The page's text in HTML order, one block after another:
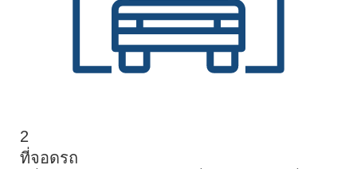
2
ที่จอดรถ